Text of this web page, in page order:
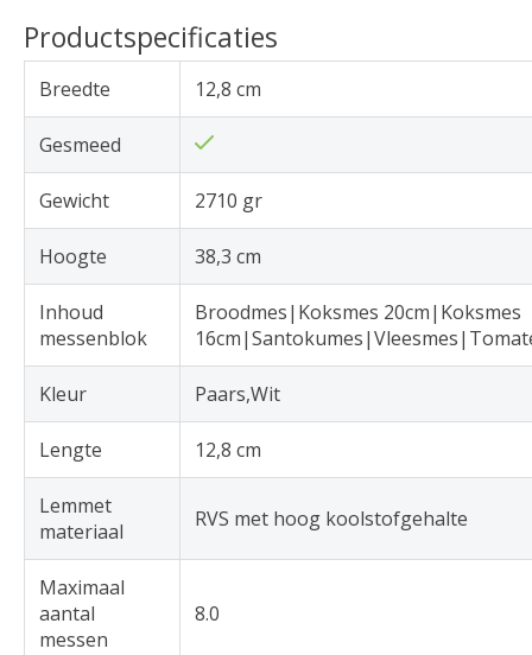
Productspecificaties
Breedte 12,8 cm
Gesmeed
Gewicht 2710 gr
Hoogte 38,3 cm
Inhoud
messenblok
Broodmes|Koksmes 20cm|Koksmes
Kleur Paars,Wit
Lengte 12,8 cm
Lemmet
materiaal
RVS met hoog koolstofgehalte
Maximaal
aantal
messen
8.0